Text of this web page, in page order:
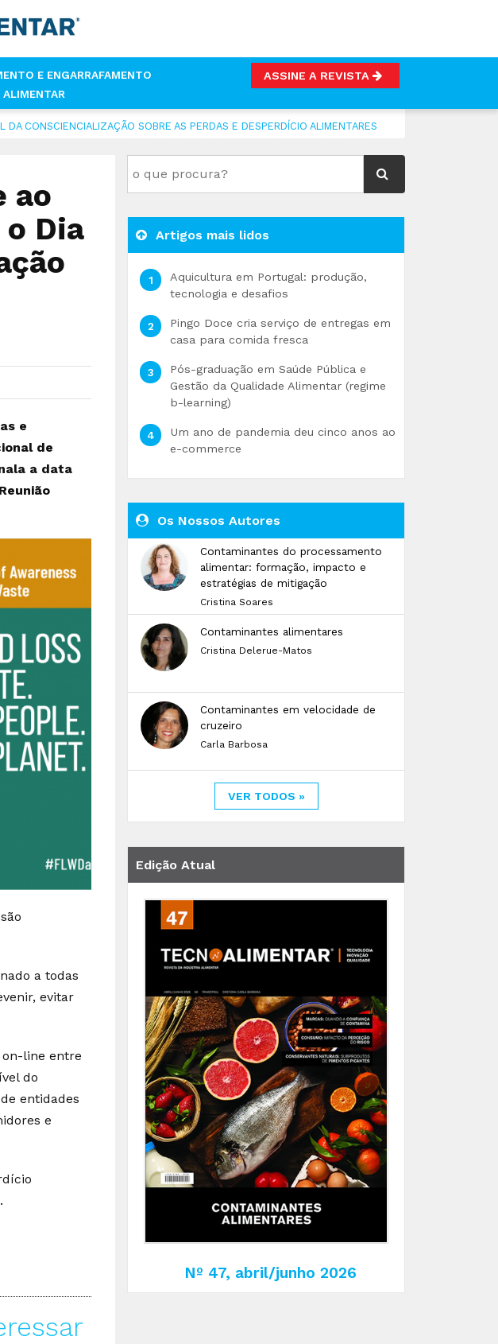
E ENGARRAFAMENTO
ALIMENTAR
ASSINE A REVISTA
CONSCIENCIALIZAÇÃO SOBRE AS PERDAS E DESPERDÍCIO ALIMENTARES
ao
Dia
e
de
a data
a todas
evitar
on-line entre
do
entidades
e
Artigos mais lidos
Aquicultura em Portugal: produção,
tecnologia e desafios
Pingo Doce cria serviço de entregas em
casa para comida fresca
Pós-graduação em Saúde Pública e
Gestão da Qualidade Alimentar (regime
b-learning)
Um ano de pandemia deu cinco anos ao
e-commerce
Os Nossos Autores
Contaminantes do processamento
alimentar: formação, impacto e
estratégias de mitigação
Cristina Soares
Contaminantes alimentares
Cristina Delerue-Matos
Contaminantes em velocidade de
cruzeiro
Carla Barbosa
VER TODOS »
Edição Atual
Nº 47, abril/junho 2026